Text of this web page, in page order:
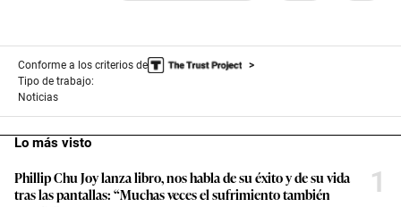
Conforme a los criterios de
Tipo de trabajo:
Noticias
Lo más visto
Phillip Chu Joy lanza libro, nos habla de su éxito y de su vida
tras las pantallas: “Muchas veces el sufrimiento también
1